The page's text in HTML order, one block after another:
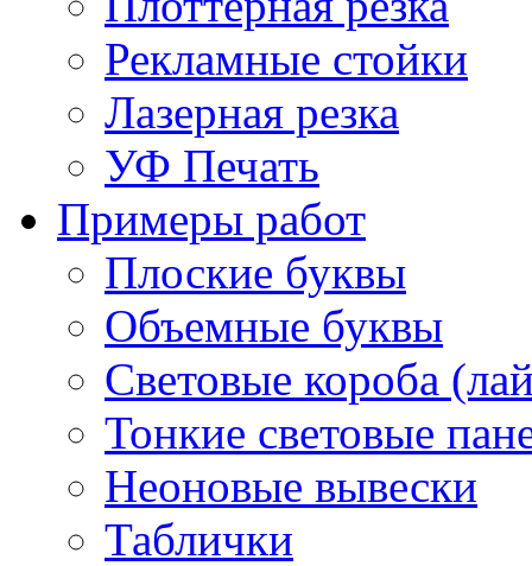
Рекламные стойки
Лазерная резка
УФ Печать
Примеры работ
Плоские буквы
Объемные буквы
Световые короба
Тонкие световые
Неоновые вывески
Таблички